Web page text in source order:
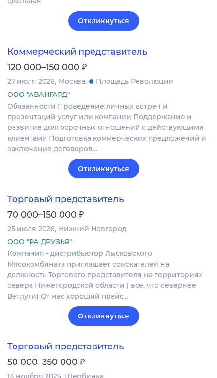
Откликнуться
Коммерческий представитель
120 000–150 000 ₽
27 июля 2026 Москва
Площадь Революции
ООО "АВАНГАРД"
Обязанности Проведение личных встреч и
презентаций услуг или компании Поддержание и
развитие долгосрочных отношений с действующими
клиентами Подготовка коммерческих предложений и
заключение договоров…
Откликнуться
Торговый представитель
70 000–150 000 ₽
25 июля 2026 Нижний Новгород
ООО "РА ДРУЗЬЯ"
Компания - дистрибьютор Лысковского
Мясокомбината приглашает соискателей на
должность Торгового представителя на территориях
севера Нижегородской области ( всё, что севернее
Ветлуги) От нас хороший прайс…
Откликнуться
Торговый представитель
50 000–350 000 ₽
14 ноября 2025 Щербинка